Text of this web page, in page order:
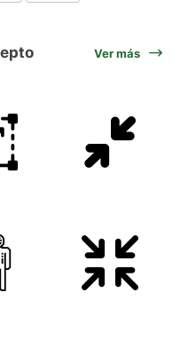
Ver más